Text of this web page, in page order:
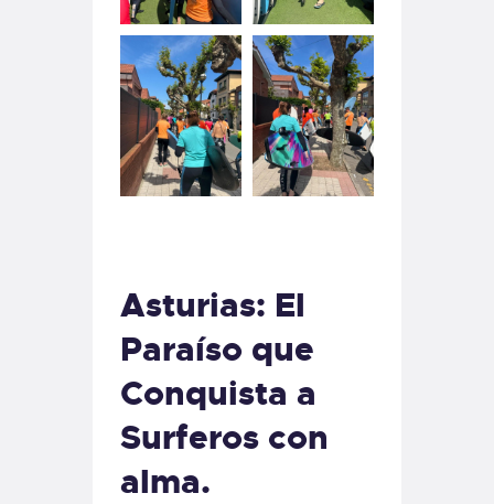
Asturias: El
Paraíso que
Conquista a
Surferos con
alma.